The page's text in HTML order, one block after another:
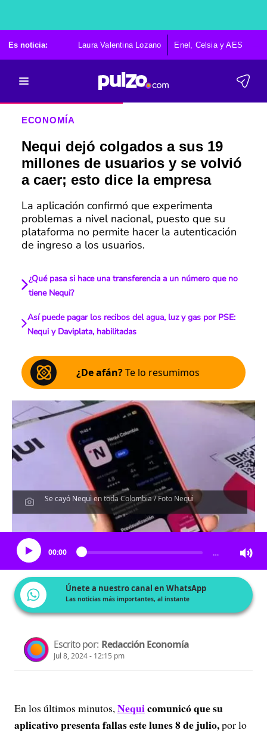
Es noticia: Laura Valentina Lozano Enel, Celsia y AES
ECONOMÍA
Nequi dejó colgados a sus 19
millones de usuarios y se volvió
a caer; esto dice la empresa
La aplicación confirmó que experimenta
problemas a nivel nacional, puesto que su
plataforma no permite hacer la autenticación
de ingreso a los usuarios.
¿Qué pasa si hace una transferencia a un número que no
tiene Nequi?
Así puede pagar los recibos del agua, luz y gas por PSE:
Nequi y Daviplata, habilitadas
¿De afán?Te lo resumimos
Se cayó Nequi en toda Colombia / Foto Nequi
Escucha el artículo
00:00 …
Únete a nuestro canal en WhatsApp
Las noticias más importantes, al instante
Escrito por: Redacción Economía
Jul 8, 2024 - 12:15 pm
En los últimos minutos,Nequicomunicó que su
aplicativo presenta fallas este lunes 8 de julio,por lo